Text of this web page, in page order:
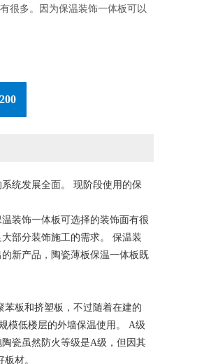
很多。因为保温装饰一体板可以
统发展全面。 现阶段使用的保
装饰一体板可选择的装饰面有很
部分装饰施工的需求。 保温装
新产品，陶瓷薄板保温一体板既
板和挤塑板，不过随着在建的
模低楼层的外墙保温使用。 A级
瓷虽然防火等级是A级，但因其
材。